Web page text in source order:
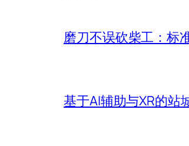
磨刀不误砍柴工：
基于AI辅助与XR的站